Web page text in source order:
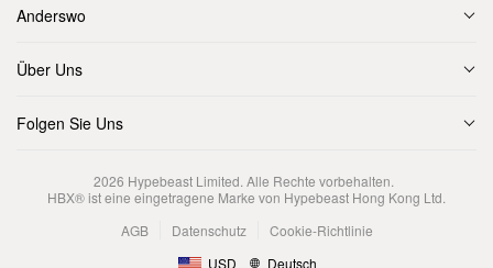
Anderswo
Über Uns
Folgen Sie Uns
2026 Hypebeast Limited. Alle Rechte vorbehalten.
HBX® ist eine eingetragene Marke von Hypebeast Hong Kong Ltd.
AGB
Datenschutz
Cookie-Richtlinie
USD
Deutsch